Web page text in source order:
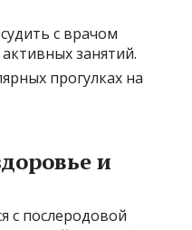
с врачом
занятий.
прогулках на
и
с послеродовой